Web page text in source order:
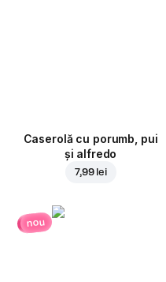
Caserolă cu porumb, pui
și alfredo
7,99 lei
nou